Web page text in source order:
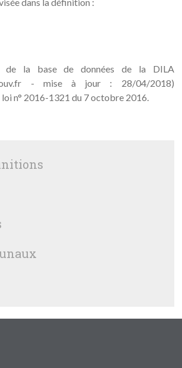
de la base de données de la DILA
- mise à jour : 28/04/2018)
n° 2016-1321 du 7 octobre 2016.